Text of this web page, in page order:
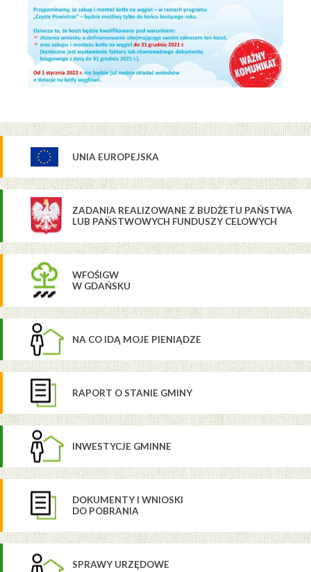
UNIA EUROPEJSKA
ZADANIA REALIZOWANE Z BUDŻETU PAŃSTWA
LUB PAŃSTWOWYCH FUNDUSZY CELOWYCH
WFOŚIGW
W GDAŃSKU
NA CO IDĄ MOJE PIENIĄDZE
RAPORT O STANIE GMINY
INWESTYCJE GMINNE
DOKUMENTY I WNIOSKI
DO POBRANIA
SPRAWY URZĘDOWE